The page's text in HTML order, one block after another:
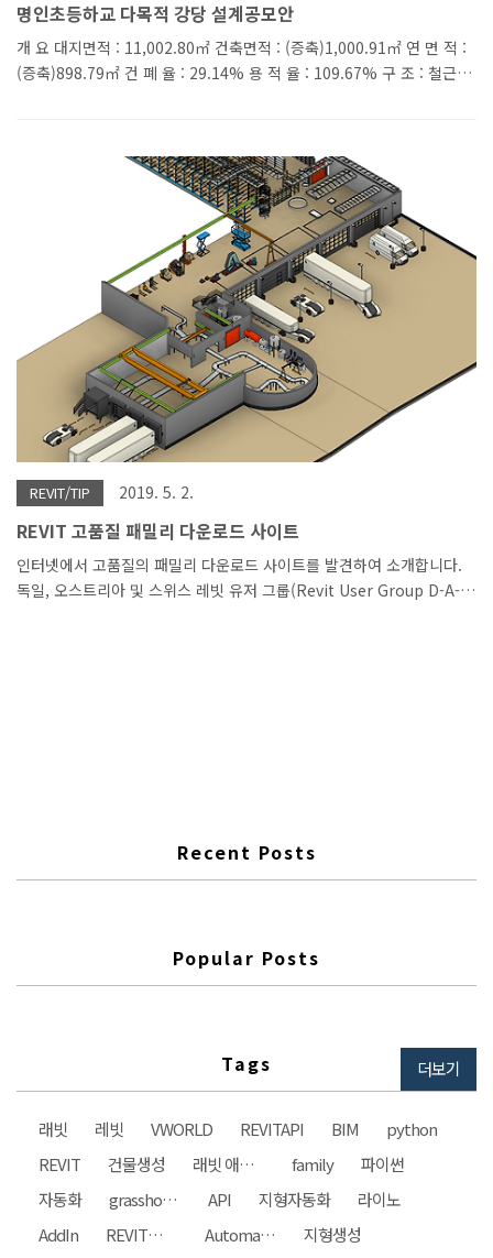
명인초등하교 다목적 강당 설계공모안
개 요 대지면적 : 11,002.80㎡ 건축면적 : (증축)1,000.91㎡ 연 면 적 :
(증축)898.79㎡ 건 폐 율 : 29.14% 용 적 율 : 109.67% 구 조 : 철근콘
일 건축설계 BIM 설계 및 컨설팅 BIM ADD ON 개발 파라메트릭 디자
REVIT/TIP 2019. 5. 2.
REVIT 고품질 패밀리 다운로드 사이트
인터넷에서 고품질의 패밀리 다운로드 사이트를 발견하여 소개합니다.
독일, 오스트리아 및 스위스 레빗 유저 그룹(Revit User Group D-A-
Recent Posts
Popular Posts
Tags 더보기
래빗 레빗 VWORLD REVITAPI BIM
python
REVIT
건물생성 래빗 애드인 family
파이썬
자동화
grasshopper API 지형자동화
라이노
AddIn
REVIT자동화 Automation 지형생성